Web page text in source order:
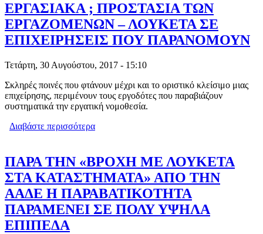
ΕΡΓΑΣΙΑΚΑ ; ΠΡΟΣΤΑΣΙΑ ΤΩΝ
ΕΡΓΑΖΟΜΕΝΩΝ – ΛΟΥΚΕΤΑ ΣΕ
ΕΠΙΧΕΙΡΗΣΕΙΣ ΠΟΥ ΠΑΡΑΝΟΜΟΥΝ
Τετάρτη, 30 Αυγούστου, 2017 - 15:10
Σκληρές ποινές που φτάνουν μέχρι και το οριστικό κλείσιμο μιας
επιχείρησης, περιμένουν τους εργοδότες που παραβιάζουν
συστηματικά την εργατική νομοθεσία.
Διαβάστε περισσότερα
ΠΑΡΑ ΤΗΝ «ΒΡΟΧΗ ΜΕ ΛΟΥΚΕΤΑ
ΣΤΑ ΚΑΤΑΣΤΗΜΑΤΑ» ΑΠΟ ΤΗΝ
ΑΑΔΕ Η ΠΑΡΑΒΑΤΙΚΟΤΗΤΑ
ΠΑΡΑΜΕΝΕΙ ΣΕ ΠΟΛΥ ΥΨΗΛΑ
ΕΠΙΠΕΔΑ